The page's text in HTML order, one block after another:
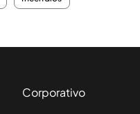
Corporativo